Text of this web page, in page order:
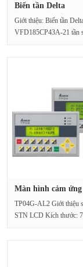
Biến tần Delta
Giới thiệu: Biến tần
VFD185CP43A-21 tần
Màn hình cảm
TP04G-AL2 Giới thiệu
STN LCD Kích thước: